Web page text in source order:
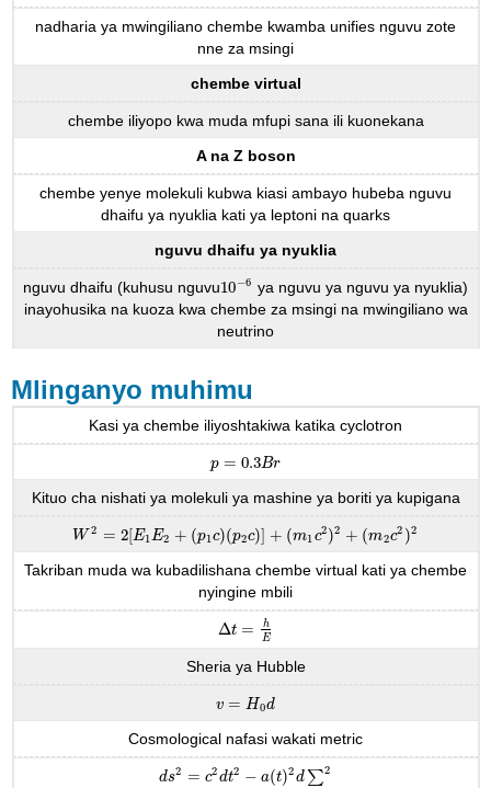
nadharia ya mwingiliano chembe kwamba unifies nguvu zote
nne za msingi
chembe virtual
chembe iliyopo kwa muda mfupi sana ili kuonekana
A na Z boson
chembe yenye molekuli kubwa kiasi ambayo hubeba nguvu
dhaifu ya nyuklia kati ya leptoni na quarks
nguvu dhaifu ya nyuklia
nguvu dhaifu (kuhusu nguvu10−6
10−6 ya nguvu ya nguvu ya nyuklia)
inayohusika na kuoza kwa chembe za msingi na mwingiliano wa
neutrino
Mlinganyo muhimu
Kasi ya chembe iliyoshtakiwa katika cyclotron
p = 0.3Br
p=0.3Br
Kituo cha nishati ya molekuli ya mashine ya boriti ya kupigana
W 2 = 2[E1 E2 + (p1c)(p2c)] + (m1c2)2 + (m2c2 )2
W2=2[ E1E2+( p1 c)(p2c)]+(m 1c 2)2+(m2 c2 )2
Takriban muda wa kubadilishana chembe virtual kati ya chembe
nyingine mbili
Δt =
h
E
Δt= hE
Sheria ya Hubble
v = H0d
v =H 0d
Cosmological nafasi wakati metric
ds2 = c2dt2 − a(t)2d ∑2
ds2 =c 2dt2− a(t )2d∑2